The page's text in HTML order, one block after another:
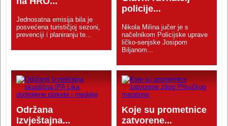
Jednosatna emisija bila je
posvećena turističjoj sezoni,
prevenciji i planiranju te...
policije...
Nikola Milina jučer je s
načelnikom Policijske uprave
ličko-senjske Josipom
Biljanom...
Održana
Izvještajna...
Koje su prometnice
zatvorene...